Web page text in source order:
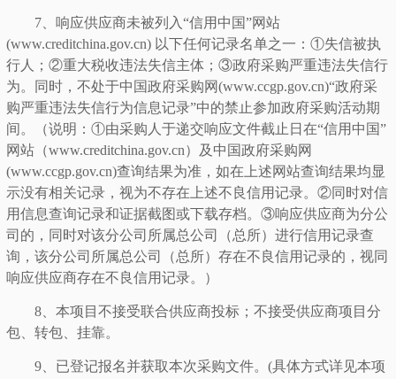
7、响应供应商未被列入“信用中国”网站
(www.creditchina.gov.cn) 以下任何记录名单之一：①失信被执
行人；②重大税收违法失信主体；③政府采购严重违法失信行
为。同时，不处于中国政府采购网(www.ccgp.gov.cn)“政府采
购严重违法失信行为信息记录”中的禁止参加政府采购活动期
间。（说明：①由采购人于递交响应文件截止日在“信用中国”
网站（www.creditchina.gov.cn）及中国政府采购网
(www.ccgp.gov.cn)查询结果为准，如在上述网站查询结果均显
示没有相关记录，视为不存在上述不良信用记录。②同时对信
用信息查询记录和证据截图或下载存档。③响应供应商为分公
司的，同时对该分公司所属总公司（总所）进行信用记录查
询，该分公司所属总公司（总所）存在不良信用记录的，视同
响应供应商存在不良信用记录。）
8、本项目不接受联合供应商投标；不接受供应商项目分
包、转包、挂靠。
9、已登记报名并获取本次采购文件。(具体方式详见本项